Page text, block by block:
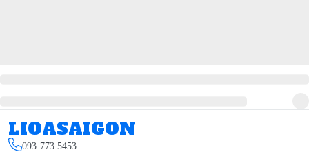
LIOASAIGON
093 773 5453